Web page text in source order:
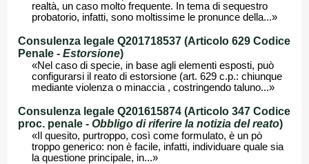
realtà, un caso molto frequente. In tema di sequestro
probatorio, infatti, sono moltissime le pronunce della...»
Consulenza legale Q201718537 (Articolo 629 Codice
Penale - Estorsione)
«Nel caso di specie, in base agli elementi esposti, può
configurarsi il reato di estorsione (art. 629 c.p.: chiunque
mediante violenza o minaccia , costringendo taluno...»
Consulenza legale Q201615874 (Articolo 347 Codice
proc. penale - Obbligo di riferire la notizia del reato)
«Il quesito, purtroppo, così come formulato, è un pò
troppo generico: non è facile, infatti, individuare quale sia
la questione principale, in...»